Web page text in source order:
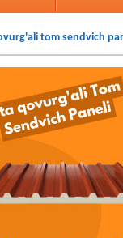
tom sendvich